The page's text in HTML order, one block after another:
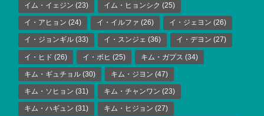
イム・イェジン (23) イム・ヒョンシク (25)
イ・アヒョン (24) イ・イルファ (26) イ・ジェヨン (26)
イ・ジョンギル (33) イ・スンジェ (36) イ・デヨン (27)
イ・ヒド (26) イ・ボヒ (25) キム・ガプス (34)
キム・ギュチョル (30) キム・ジヨン (47)
キム・ソヒョン (31) キム・チャンワン (23)
キム・ハギュン (31) キム・ヒジョン (27)